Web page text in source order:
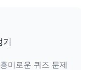
기
미로운 퀴즈 문제